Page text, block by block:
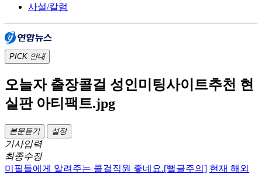
사설/칼럼
PICK 안내
오늘자 출장콜걸 성인미팅사이트추천 현
실판 아티팩트.jpg
본문듣기 설정
기사입력
최종수정
미필들에게 알려주는 콜걸직원 좋네요.[뻘글주의] 현재 해외